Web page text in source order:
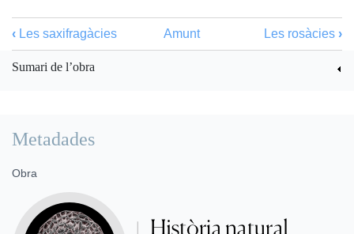
‹ Les saxifragàcies Amunt Les rosàcies ›
Sumari de l’obra
Metadades
Obra